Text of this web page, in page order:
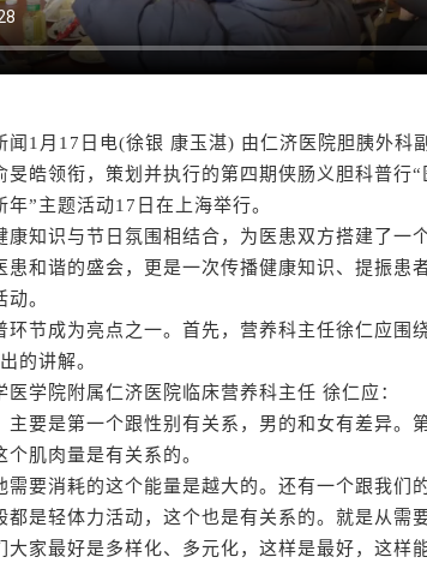
月17日电(徐银 康玉湛) 由仁济医院胆胰外科
旻皓领衔，策划并执行的第四期侠肠义胆科普行“
”主题活动17日在上海举行。
识与节日氛围相结合，为医患双方搭建了一个
患和谐的盛会，更是一次传播健康知识、提振患
。
成为亮点之一。首先，营养科主任徐仁应围
的讲解。
院附属仁济医院临床营养科主任 徐仁应：
是第一个跟性别有关系，男的和女有差异。
肌肉量是有关系的。
消耗的这个能量是越大的。还有一个跟我们
都是轻体力活动，这个也是有关系的。就是从需
大家最好是多样化、多元化，这样是最好，这样